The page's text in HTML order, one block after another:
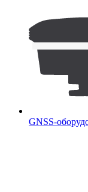
GNSS-